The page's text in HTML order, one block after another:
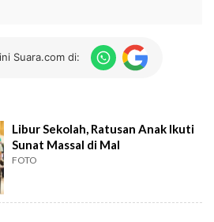
Suara.com di:
Libur Sekolah, Ratusan Anak Ikuti
Sunat Massal di Mal
FOTO